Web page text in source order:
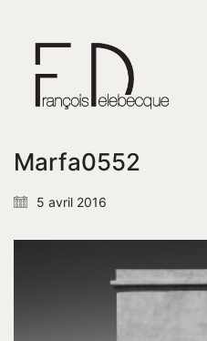
Marfa0552
5 avril 2016